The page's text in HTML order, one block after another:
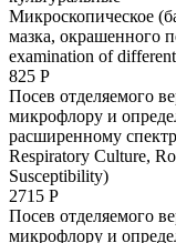
Микроскопическое
мазка, окрашенного
examination of
825 Р
Посев отделяемого
микрофлору и
расширенному
Respiratory Culture,
Susceptibility)
2715 Р
Посев отделяемого
микрофлору и